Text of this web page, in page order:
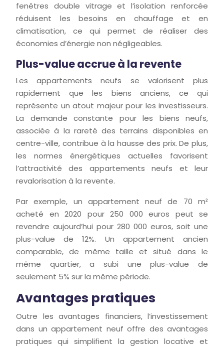
fenêtres double vitrage et l’isolation renforcée
réduisent les besoins en chauffage et en
climatisation, ce qui permet de réaliser des
économies d’énergie non négligeables.
Plus-value accrue à la revente
Les appartements neufs se valorisent plus
rapidement que les biens anciens, ce qui
représente un atout majeur pour les investisseurs.
La demande constante pour les biens neufs,
associée à la rareté des terrains disponibles en
centre-ville, contribue à la hausse des prix. De plus,
les normes énergétiques actuelles favorisent
l’attractivité des appartements neufs et leur
revalorisation à la revente.
Par exemple, un appartement neuf de 70 m²
acheté en 2020 pour 250 000 euros peut se
revendre aujourd’hui pour 280 000 euros, soit une
plus-value de 12%. Un appartement ancien
comparable, de même taille et situé dans le
même quartier, a subi une plus-value de
seulement 5% sur la même période.
Avantages pratiques
Outre les avantages financiers, l’investissement
dans un appartement neuf offre des avantages
pratiques qui simplifient la gestion locative et